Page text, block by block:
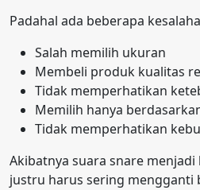
Padahal ada beberapa
Salah memilih ukuran
Membeli produk kualitas
Tidak memperhatikan
Memilih hanya
Tidak memperhatikan
Akibatnya suara snare
justru harus sering mengganti